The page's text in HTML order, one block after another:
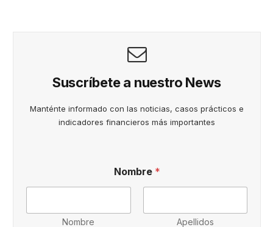
Suscríbete a nuestro News
Manténte informado con las noticias, casos prácticos e
indicadores financieros más importantes
r
Nombre *
Nombre Apellidos